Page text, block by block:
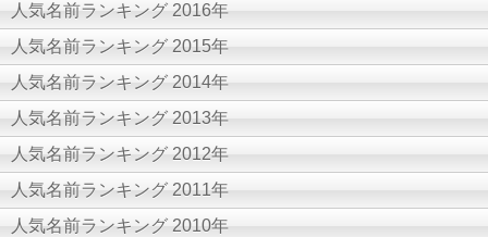
人気名前ランキング 2016年
人気名前ランキング 2015年
人気名前ランキング 2014年
人気名前ランキング 2013年
人気名前ランキング 2012年
人気名前ランキング 2011年
人気名前ランキング 2010年